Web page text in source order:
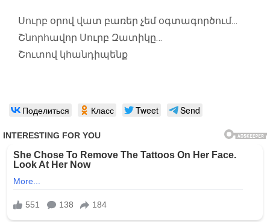
Սուրբ օրով վատ բառեր չեմ օգտագործում…
Շնորհավոր Սուրբ Զատիկը…
Շուտով կհանդիպենք
Поделиться Класс Tweet Send